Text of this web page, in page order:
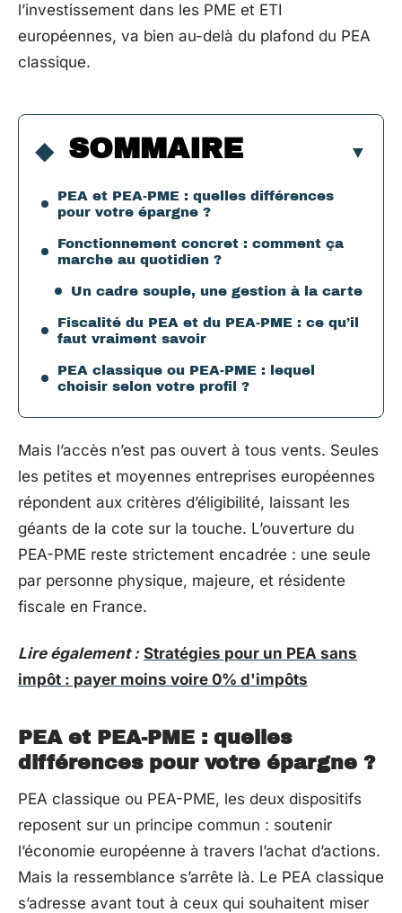
l’investissement dans les PME et ETI
européennes, va bien au-delà du plafond du PEA
classique.
SOMMAIRE
PEA et PEA-PME : quelles différences
pour votre épargne ?
Fonctionnement concret : comment ça
marche au quotidien ?
Un cadre souple, une gestion à la carte
Fiscalité du PEA et du PEA-PME : ce qu’il
faut vraiment savoir
PEA classique ou PEA-PME : lequel
choisir selon votre profil ?
Mais l’accès n’est pas ouvert à tous vents. Seules
les petites et moyennes entreprises européennes
répondent aux critères d’éligibilité, laissant les
géants de la cote sur la touche. L’ouverture du
PEA-PME reste strictement encadrée : une seule
par personne physique, majeure, et résidente
fiscale en France.
Lire également : Stratégies pour un PEA sans
impôt : payer moins voire 0% d'impôts
PEA et PEA-PME : quelles
différences pour votre épargne ?
PEA classique ou PEA-PME, les deux dispositifs
reposent sur un principe commun : soutenir
l’économie européenne à travers l’achat d’actions.
Mais la ressemblance s’arrête là. Le PEA classique
s’adresse avant tout à ceux qui souhaitent miser